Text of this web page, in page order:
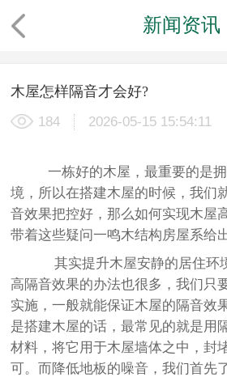
新闻资讯
木屋怎样隔音才会好?
184 2026-05-15 15:54:11
一栋好的木屋，最重要的是
境，所以在搭建木屋的时候，我们
音效果把控好，那么如何实现木屋
带着这些疑问一鸣木结构房屋系给
其实提升木屋安静的居住环
高隔音效果的办法也很多，我们只
实施，一般就能保证木屋的隔音效
是搭建木屋的话，最常见的就是用
材料，将它用于木屋墙体之中，封
可。而降低地板的噪音，我们首先